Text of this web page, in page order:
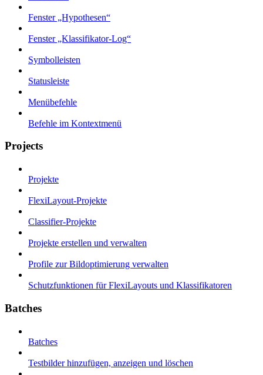
Fenster „Hypothesen“
Fenster „Klassifikator-Log“
Symbolleisten
Statusleiste
Menübefehle
Befehle im Kontextmenü
Projects
Projekte
FlexiLayout-Projekte
Classifier-Projekte
Projekte erstellen und verwalten
Profile zur Bildoptimierung verwalten
Schutzfunktionen für FlexiLayouts und Klassifikatoren
Batches
Batches
Testbilder hinzufügen, anzeigen und löschen